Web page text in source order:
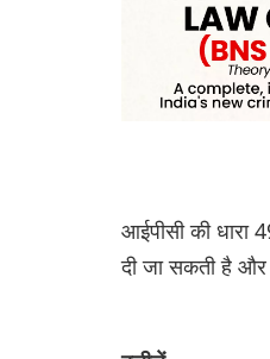
आईपीसी की धारा
दी जा सकती है और